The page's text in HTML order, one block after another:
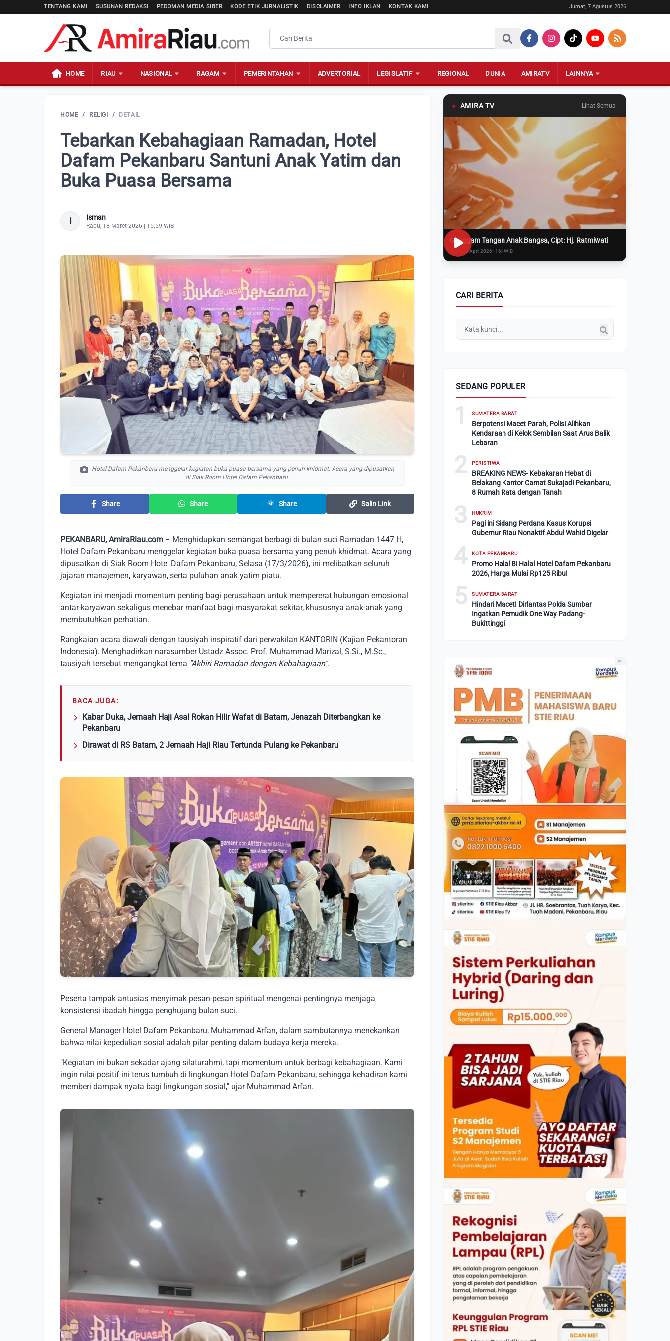
TENTANG KAMI SUSUNAN REDAKSI PEDOMAN MEDIA SIBER KODE ETIK JURNALISTIK DISCLAIMER INFO IKLAN KONTAK KAMI Jumat, 7 Agustus 2026
HOME RIAU NASIONAL RAGAM PEMERINTAHAN ADVERTORIAL LEGISLATIF REGIONAL DUNIA AMIRATV LAINNYA
HOME / RELIGI / DETAIL
Tebarkan Kebahagiaan Ramadan, Hotel
Dafam Pekanbaru Santuni Anak Yatim dan
Buka Puasa Bersama
I Isman
Rabu, 18 Maret 2026 | 15:59 WIB
Hotel Dafam Pekanbaru menggelar kegiatan buka puasa bersama yang penuh khidmat. Acara yang dipusatkan
di Siak Room Hotel Dafam Pekanbaru.
Share Share Share Salin Link
PEKANBARU, AmiraRiau.com – Menghidupkan semangat berbagi di bulan suci Ramadan 1447 H,
Hotel Dafam Pekanbaru menggelar kegiatan buka puasa bersama yang penuh khidmat. Acara yang
dipusatkan di Siak Room Hotel Dafam Pekanbaru, Selasa (17/3/2026), ini melibatkan seluruh
jajaran manajemen, karyawan, serta puluhan anak yatim piatu.
Kegiatan ini menjadi momentum penting bagi perusahaan untuk mempererat hubungan emosional
antar-karyawan sekaligus menebar manfaat bagi masyarakat sekitar, khususnya anak-anak yang
membutuhkan perhatian.
Rangkaian acara diawali dengan tausiyah inspiratif dari perwakilan KANTORIN (Kajian Pekantoran
Indonesia). Menghadirkan narasumber Ustadz Assoc. Prof. Muhammad Marizal, S.Si., M.Sc.,
tausiyah tersebut mengangkat tema "Akhiri Ramadan dengan Kebahagiaan".
BACA JUGA:
Kabar Duka, Jemaah Haji Asal Rokan Hilir Wafat di Batam, Jenazah Diterbangkan ke
Pekanbaru
Dirawat di RS Batam, 2 Jemaah Haji Riau Tertunda Pulang ke Pekanbaru
Peserta tampak antusias menyimak pesan-pesan spiritual mengenai pentingnya menjaga
konsistensi ibadah hingga penghujung bulan suci.
General Manager Hotel Dafam Pekanbaru, Muhammad Arfan, dalam sambutannya menekankan
bahwa nilai kepedulian sosial adalah pilar penting dalam budaya kerja mereka.
"Kegiatan ini bukan sekadar ajang silaturahmi, tapi momentum untuk berbagi kebahagiaan. Kami
ingin nilai positif ini terus tumbuh di lingkungan Hotel Dafam Pekanbaru, sehingga kehadiran kami
memberi dampak nyata bagi lingkungan sosial," ujar Muhammad Arfan.
● AMIRA TV Lihat Semua
Genggam Tangan Anak Bangsa, Cipt: Hj. Ratmiwati
Rabu, 8 April 2026 | 16:i WIB
CARI BERITA
SEDANG POPULER
1 SUMATERA BARAT
Berpotensi Macet Parah, Polisi Alihkan
Kendaraan di Kelok Sembilan Saat Arus Balik
Lebaran
2 PERISTIWA
BREAKING NEWS- Kebakaran Hebat di
Belakang Kantor Camat Sukajadi Pekanbaru,
8 Rumah Rata dengan Tanah
3 HUKRIM
Pagi ini Sidang Perdana Kasus Korupsi
Gubernur Riau Nonaktif Abdul Wahid Digelar
4 KOTA PEKANBARU
Promo Halal Bi Halal Hotel Dafam Pekanbaru
2026, Harga Mulai Rp125 Ribu!
5 SUMATERA BARAT
Hindari Macet! Dirlantas Polda Sumbar
Ingatkan Pemudik One Way Padang-
Bukittinggi
Ad